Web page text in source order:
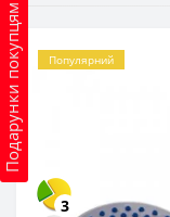
Подарунки покупцям Популярний
3